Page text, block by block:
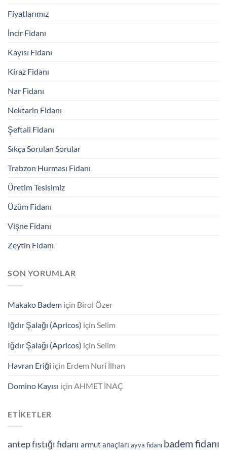
Fiyatlarımız
İncir Fidanı
Kayısı Fidanı
Kiraz Fidanı
Nar Fidanı
Nektarin Fidanı
Şeftali Fidanı
Sıkça Sorulan Sorular
Trabzon Hurması Fidanı
Üretim Tesisimiz
Üzüm Fidanı
Vişne Fidanı
Zeytin Fidanı
SON YORUMLAR
Makako Badem için Birol Özer
Iğdır Şalağı (Apricos) için Selim
Iğdır Şalağı (Apricos) için Selim
Havran Eriği için Erdem Nuri İlhan
Domino Kayısı için AHMET İNAÇ
ETIKETLER
antep fıstığı fidanı armut anaçları ayva fidanı badem fidanı